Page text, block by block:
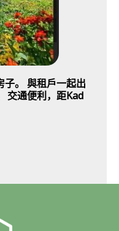
子。 與租戶一起出
交通便利，距Kad